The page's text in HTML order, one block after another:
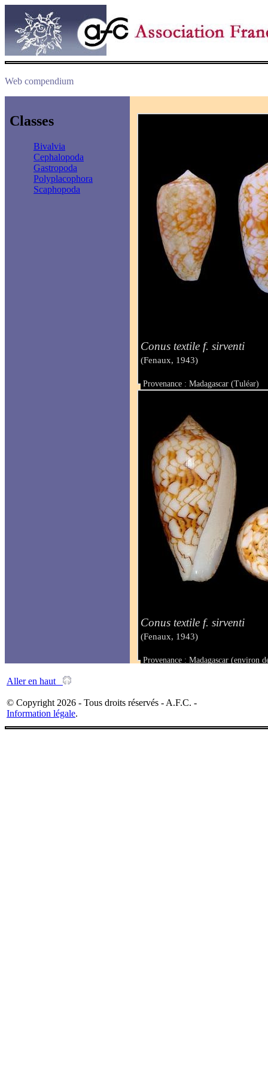
Web compendium
Classes
Bivalvia
Cephalopoda
Gastropoda
Polyplacophora
Scaphopoda
Conus textile f. sirventi
(Fenaux, 1943)
Provenance : Madagascar (Tuléar)
Taille : de 44 à 53 mm
Conus textile f. sirventi
(Fenaux, 1943)
Provenance : Madagascar (environ
Aller en haut
© Copyright 2026 - Tous droits réservés - A.F.C. -
Information légale.